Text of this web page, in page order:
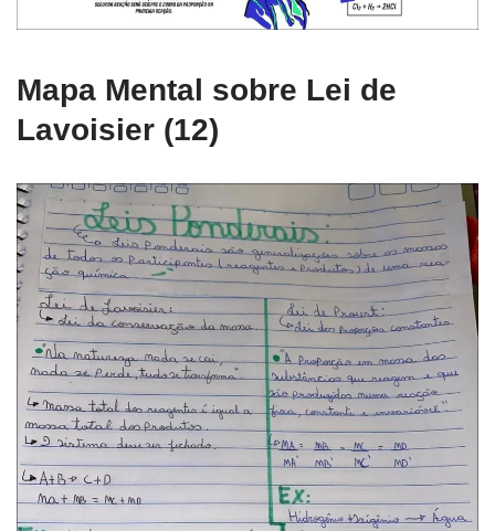
Mapa Mental sobre Lei de
Lavoisier (12)